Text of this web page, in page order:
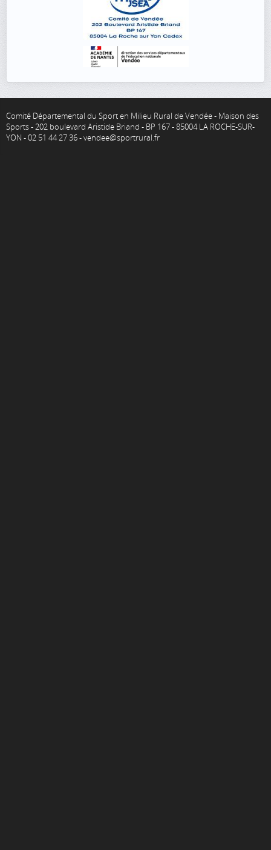
Comité Départemental du Sport en Milieu Rural de Vendée - Maison des
Sports - 202 boulevard Aristide Briand - BP 167 - 85004 LA ROCHE-SUR-
YON - 02 51 44 27 36 - vendee@sportrural.fr